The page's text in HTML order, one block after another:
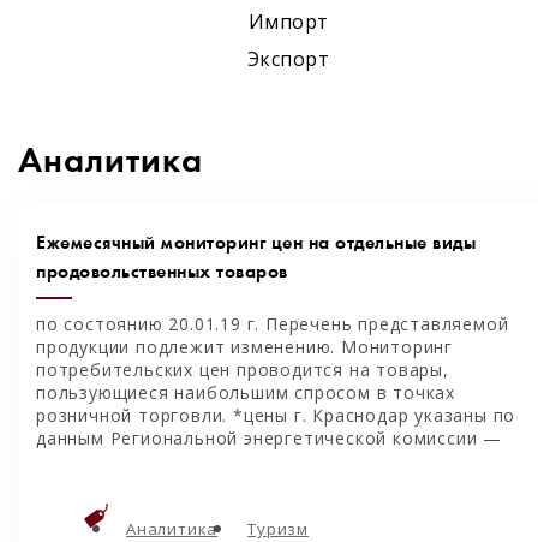
Импорт
Экспорт
Аналитика
Ежемесячный мониторинг цен на отдельные виды
продовольственных товаров
по состоянию 20.01.19 г. Перечень представляемой
продукции подлежит изменению. Мониторинг
потребительских цен проводится на товары,
пользующиеся наибольшим спросом в точках
розничной торговли. *цены г. Краснодар указаны по
данным Региональной энергетической комиссии —
Аналитика Туризм